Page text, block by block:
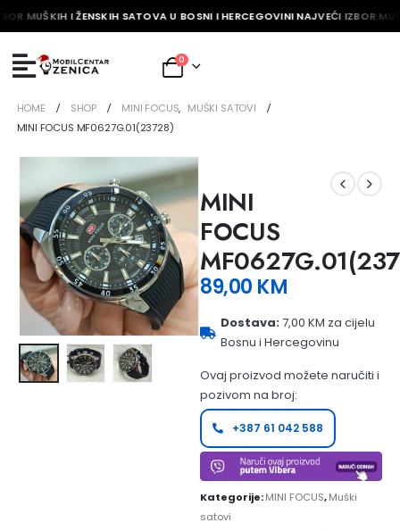
MUŠKIH I ŽENSKIH SATOVA U BOSNI I HERCEGOVINI NAJVEĆI IZBOR
0
HOME SHOP MINI FOCUS, MUŠKI SATOVI
MINI FOCUS MF0627G.01(23728)
MINI
FOCUS
89,00 KM
Dostava:7,00 KM za cijelu
Bosnu i Hercegovinu
Ovaj proizvod možete naručiti i
pozivom na broj:
+387 61 042 588
Kategorije:MINI FOCUS,Muški
satovi